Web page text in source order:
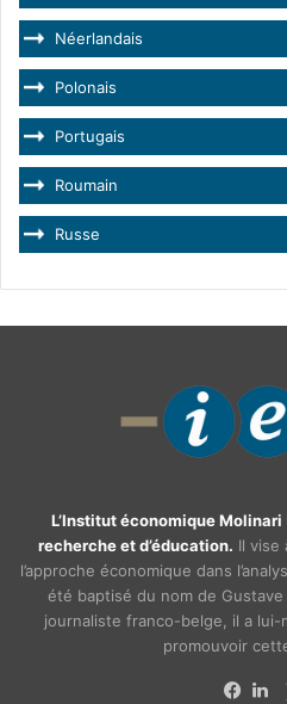
Néerlandais
Polonais
Portugais
Roumain
Russe
L’Institut économique
recherche et d’éducation. Il vise
l’approche économique dans
été baptisé du nom de
journaliste franco-belge, il a
promouvoir